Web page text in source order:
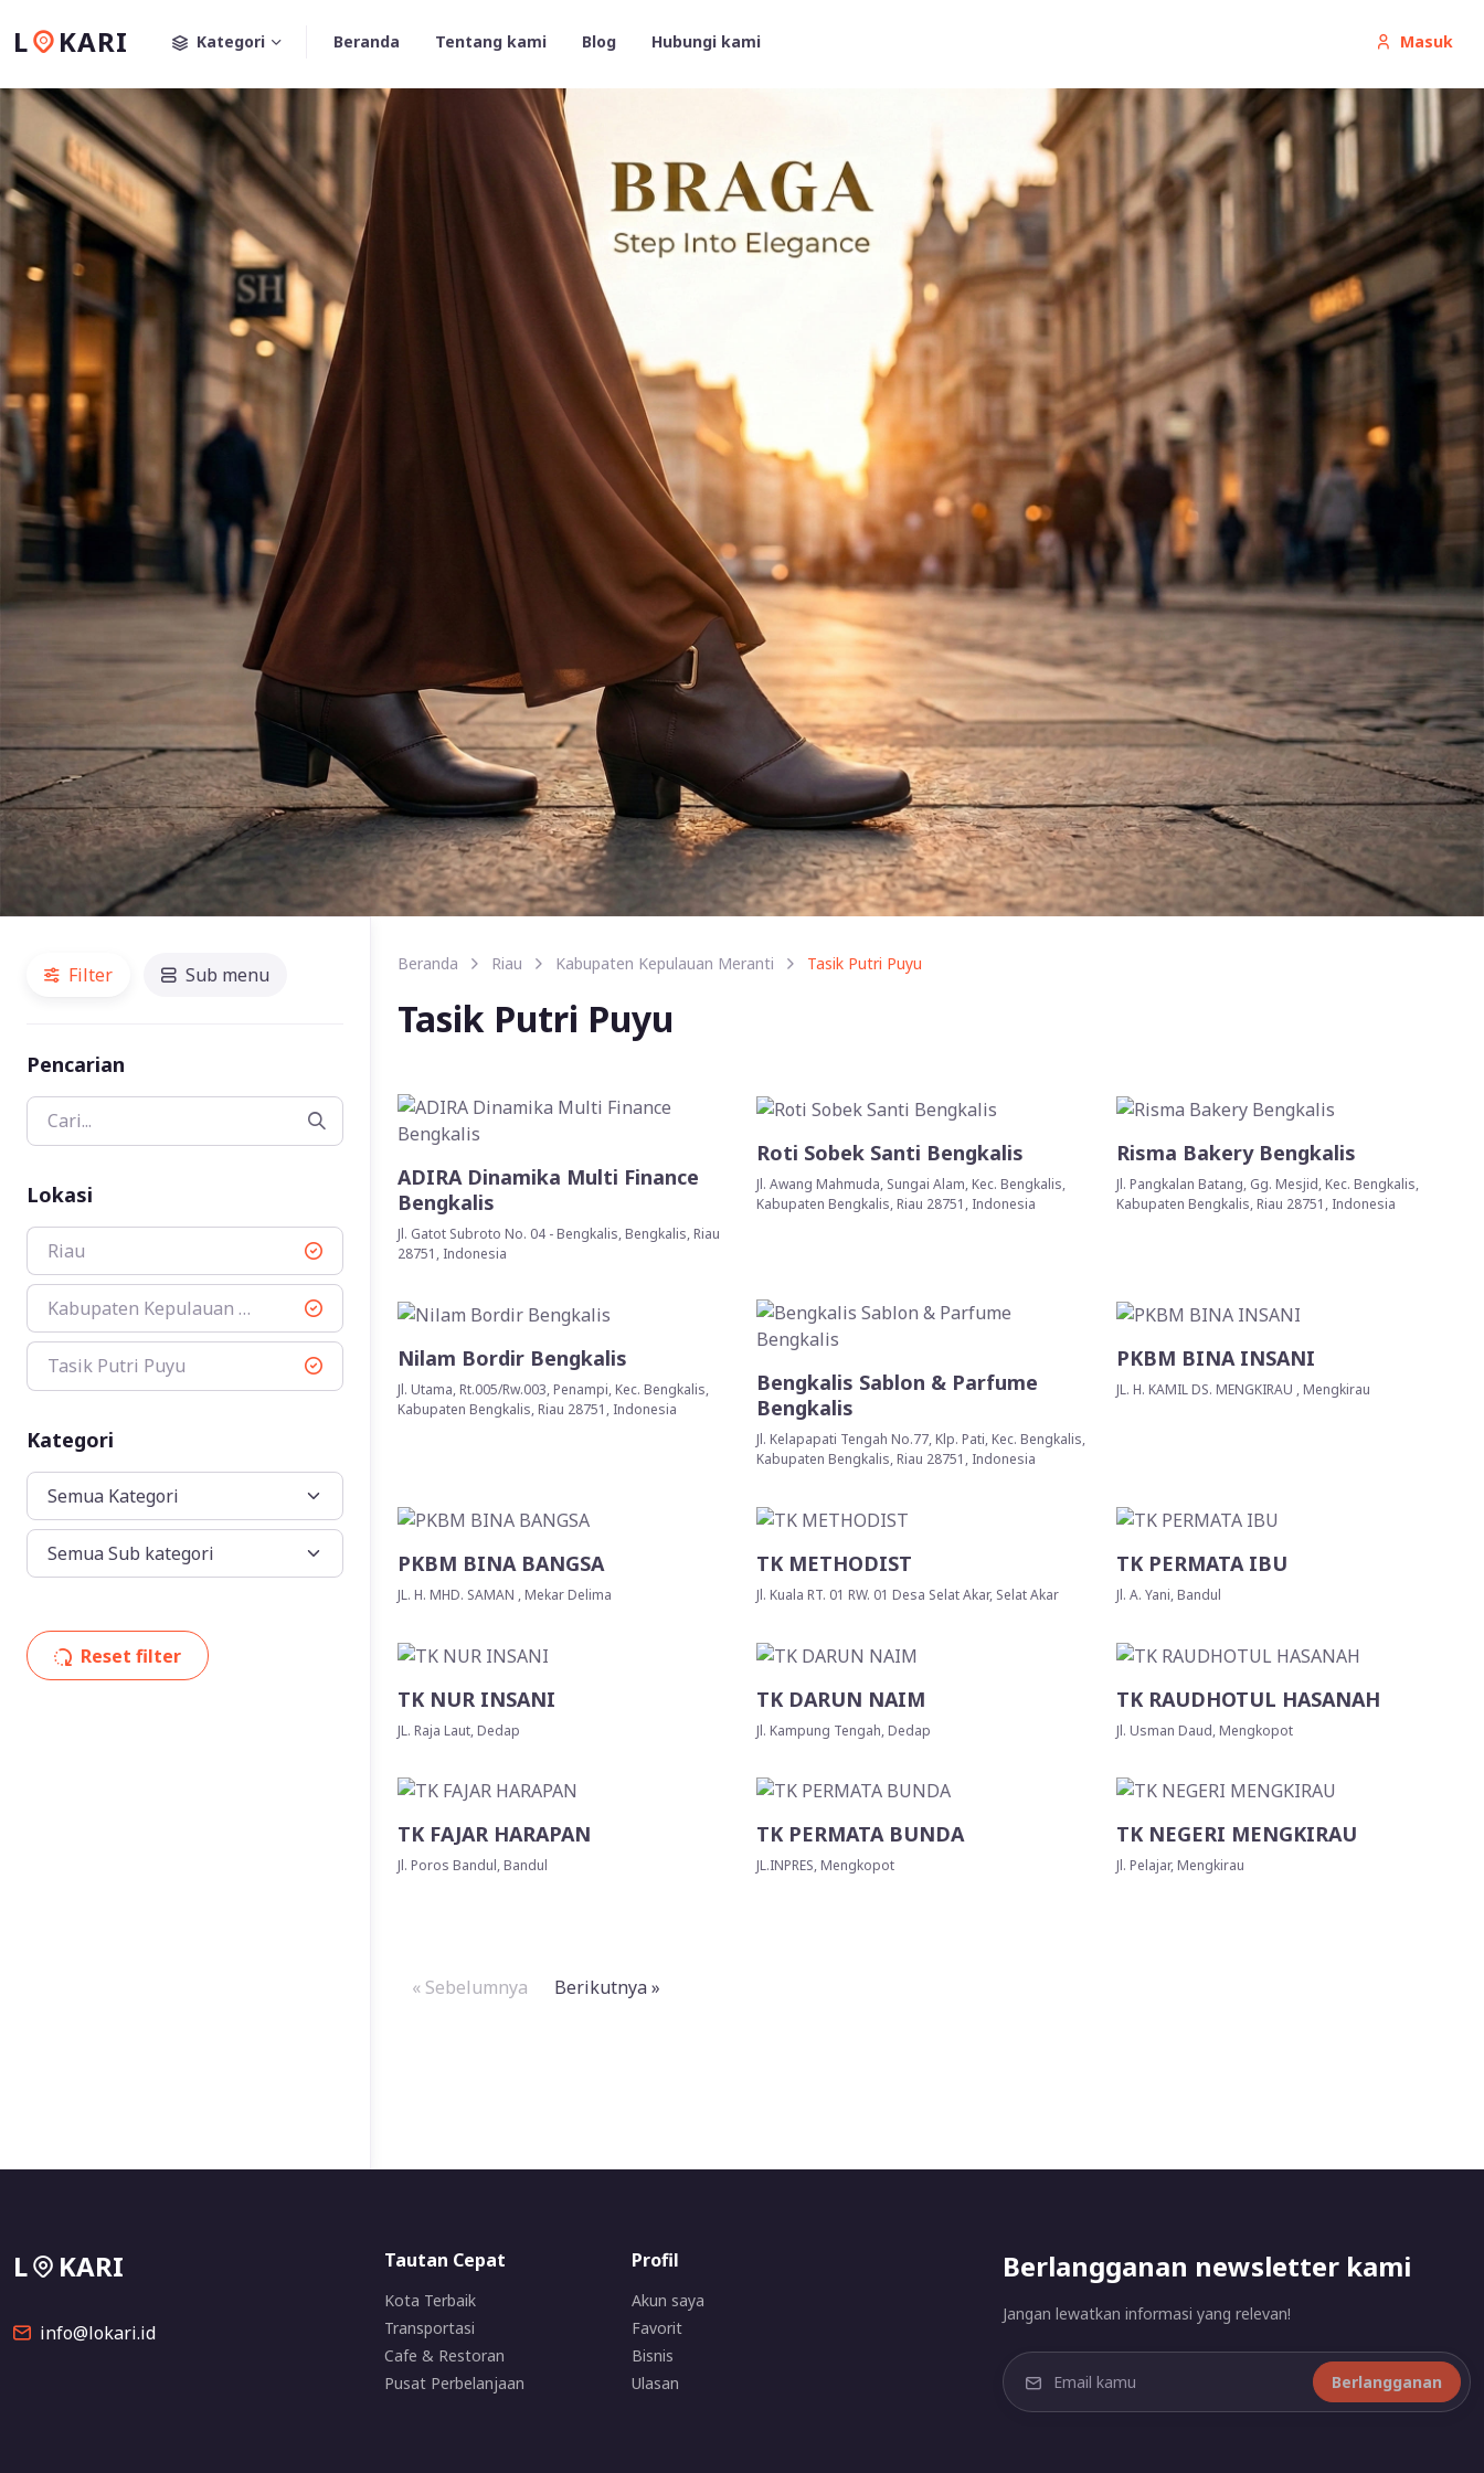
L KARI Masuk
Kategori Beranda Tentang kami Blog Hubungi kami
Filter Sub menu
Pencarian
Lokasi
Riau
Kabupaten Kepulauan Meranti
Tasik Putri Puyu
Kategori
Reset filter
Beranda Riau Kabupaten Kepulauan Meranti Tasik Putri Puyu
Tasik Putri Puyu
ADIRA Dinamika Multi Finance
Bengkalis
Jl. Gatot Subroto No. 04 - Bengkalis, Bengkalis, Riau
28751, Indonesia
Roti Sobek Santi Bengkalis
Jl. Awang Mahmuda, Sungai Alam, Kec. Bengkalis,
Kabupaten Bengkalis, Riau 28751, Indonesia
Risma Bakery Bengkalis
Jl. Pangkalan Batang, Gg. Mesjid, Kec. Bengkalis,
Kabupaten Bengkalis, Riau 28751, Indonesia
Nilam Bordir Bengkalis
Jl. Utama, Rt.005/Rw.003, Penampi, Kec. Bengkalis,
Kabupaten Bengkalis, Riau 28751, Indonesia
Bengkalis Sablon & Parfume
Bengkalis
Jl. Kelapapati Tengah No.77, Klp. Pati, Kec. Bengkalis,
Kabupaten Bengkalis, Riau 28751, Indonesia
PKBM BINA INSANI
JL. H. KAMIL DS. MENGKIRAU , Mengkirau
PKBM BINA BANGSA
JL. H. MHD. SAMAN , Mekar Delima
TK METHODIST
Jl. Kuala RT. 01 RW. 01 Desa Selat Akar, Selat Akar
TK PERMATA IBU
Jl. A. Yani, Bandul
TK NUR INSANI
JL. Raja Laut, Dedap
TK DARUN NAIM
Jl. Kampung Tengah, Dedap
TK RAUDHOTUL HASANAH
Jl. Usman Daud, Mengkopot
TK FAJAR HARAPAN
Jl. Poros Bandul, Bandul
TK PERMATA BUNDA
JL.INPRES, Mengkopot
TK NEGERI MENGKIRAU
Jl. Pelajar, Mengkirau
« Sebelumnya Berikutnya »
L KARI
info@lokari.id
Tautan Cepat
Kota Terbaik
Transportasi
Cafe & Restoran
Pusat Perbelanjaan
Profil
Akun saya
Favorit
Bisnis
Ulasan
Berlangganan newsletter kami
Jangan lewatkan informasi yang relevan!
Berlangganan